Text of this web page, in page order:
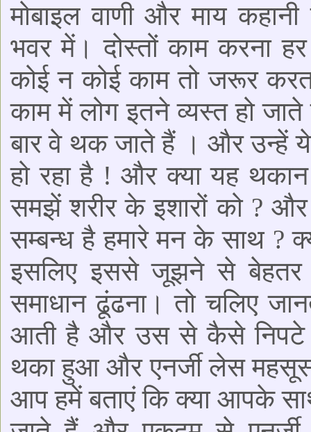
मोबाइल वाणी और माय
भवर में। दोस्तों काम करना
कोई न कोई काम तो जरूर
काम में लोग इतने व्यस्त हो
बार वे थक जाते हैं । और उन्हें ये
हो रहा है ! और क्या यह
समझें शरीर के इशारों को ?
सम्बन्ध है हमारे मन के साथ ?
इसलिए इससे जूझने से
समाधान ढूंढना। तो चलिए
आती है और उस से कैसे
थका हुआ और एनर्जी लेस
आप हमें बताएं कि क्या आपके